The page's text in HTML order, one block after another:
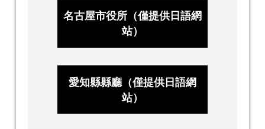
名古屋市役所（僅提供日語網
站）
愛知縣縣廳（僅提供日語網
站）